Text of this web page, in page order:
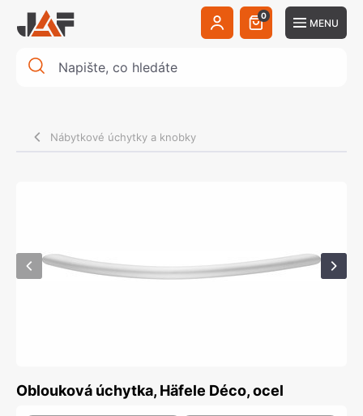
0
MENU
Nábytkové úchytky a knobky
Oblouková úchytka, Häfele Déco, ocel